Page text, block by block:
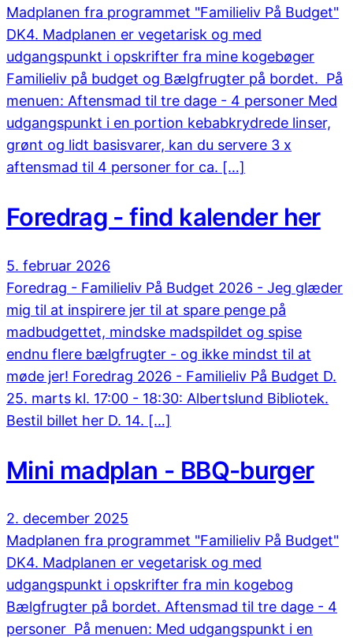
Madplanen fra programmet "Familieliv På Budget"
DK4. Madplanen er vegetarisk og med
udgangspunkt i opskrifter fra mine kogebøger
Familieliv på budget og Bælgfrugter på bordet. På
menuen: Aftensmad til tre dage - 4 personer Med
udgangspunkt i en portion kebabkrydrede linser,
grønt og lidt basisvarer, kan du servere 3 x
aftensmad til 4 personer for ca. […]
Foredrag - find kalender her
5. februar 2026
Foredrag - Familieliv På Budget 2026 - Jeg glæder
mig til at inspirere jer til at spare penge på
madbudgettet, mindske madspildet og spise
endnu flere bælgfrugter - og ikke mindst til at
møde jer! Foredrag 2026 - Familieliv På Budget D.
25. marts kl. 17:00 - 18:30: Albertslund Bibliotek.
Bestil billet her D. 14. […]
Mini madplan - BBQ-burger
2. december 2025
Madplanen fra programmet "Familieliv På Budget"
DK4. Madplanen er vegetarisk og med
udgangspunkt i opskrifter fra min kogebog
Bælgfrugter på bordet. Aftensmad til tre dage - 4
personer På menuen: Med udgangspunkt i en